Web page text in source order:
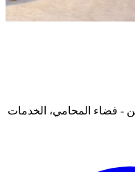
- فضاء المحامي، الخدمات